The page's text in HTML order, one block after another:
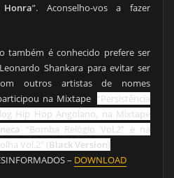
”. Aconselho-vos a fazer
também é conhecido prefere ser
Shankara para evitar ser
outros artistas de nomes
na Mixtape“Persistência
Hip Hop Angolano, na Mixtape
“Bomba Relógio Vol.2” e na
Vol.2” (Black Version)
– DOWNLOAD